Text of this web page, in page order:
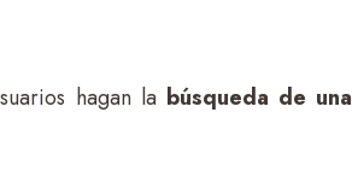
hagan la búsqueda de una